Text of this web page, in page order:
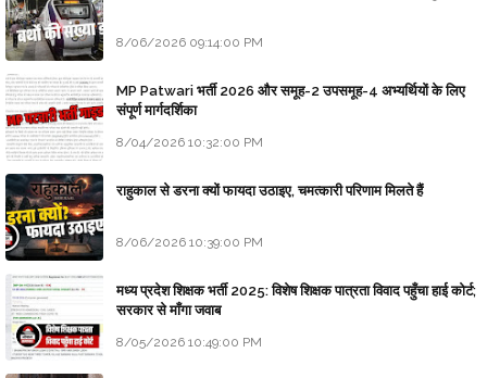
8/06/2026 09:14:00 PM
MP Patwari भर्ती 2026 और समूह-2 उपसमूह-4 अभ्यर्थियों के लिए
संपूर्ण मार्गदर्शिका
8/04/2026 10:32:00 PM
राहुकाल से डरना क्यों फायदा उठाइए, चमत्कारी परिणाम मिलते हैं
8/06/2026 10:39:00 PM
मध्य प्रदेश शिक्षक भर्ती 2025: विशेष शिक्षक पात्रता विवाद पहुँचा हाई कोर्ट;
सरकार से माँगा जवाब
8/05/2026 10:49:00 PM